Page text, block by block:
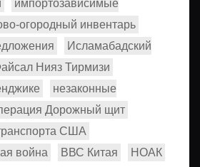
импортозависимые
огородный инвентарь
Исламабадский
Нияз Тирмизи
незаконные
Дорожный щит
США
война
ВВС Китая
НОАК